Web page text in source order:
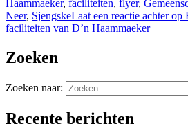
Haammaeker, faciliteiten, flyer,
Neer, SjengskeLaat een reactie achterop
faciliteiten van D’n Haammaeker
Zoeken
Zoeken naar:
Recente berichten